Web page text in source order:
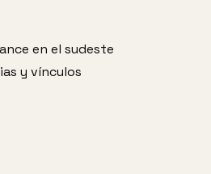
en el sudeste
y vínculos